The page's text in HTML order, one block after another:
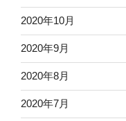
2020年10月
2020年9月
2020年8月
2020年7月